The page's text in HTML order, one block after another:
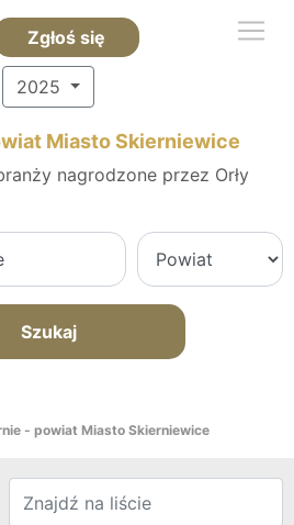
Zgłoś się
2025
Miasto Skierniewice
nagrodzone przez Orły
Szukaj
- powiat Miasto Skierniewice